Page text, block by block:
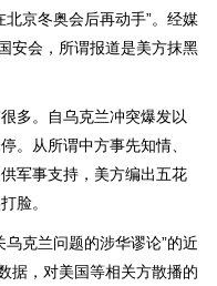
京冬奥会后再动手”。经媒
安会，所谓报道是美方抹黑
。自乌克兰冲突爆发以
。从所谓中方事先知情、
军事支持，美方编出五花
脸。
克兰问题的涉华谬论”的近
据，对美国等相关方散播的